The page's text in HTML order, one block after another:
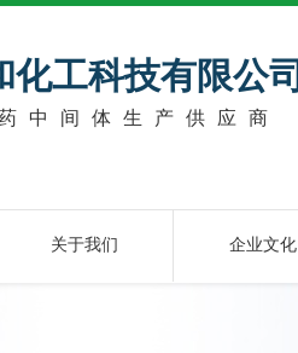
中间体生产供应商
化工科技有限公司
关于我们 企业文化